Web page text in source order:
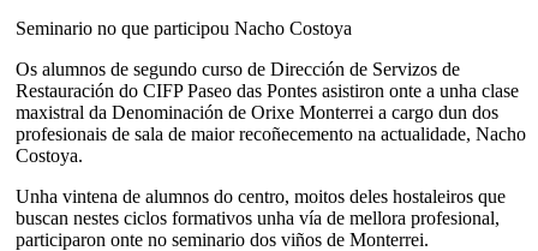
Seminario no que participou Nacho Costoya
Os alumnos de segundo curso de Dirección de Servizos de
Restauración do CIFP Paseo das Pontes asistiron onte a unha clase
maxistral da Denominación de Orixe Monterrei a cargo dun dos
profesionais de sala de maior recoñecemento na actualidade, Nacho
Costoya.
Unha vintena de alumnos do centro, moitos deles hostaleiros que
buscan nestes ciclos formativos unha vía de mellora profesional,
participaron onte no seminario dos viños de Monterrei.